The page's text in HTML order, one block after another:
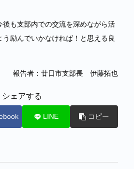
後も支部内での交流を深めながら活
励んでいかなければ！と思える良
報告者：廿日市支部長 伊藤拓也
シェアする
LINE コピー